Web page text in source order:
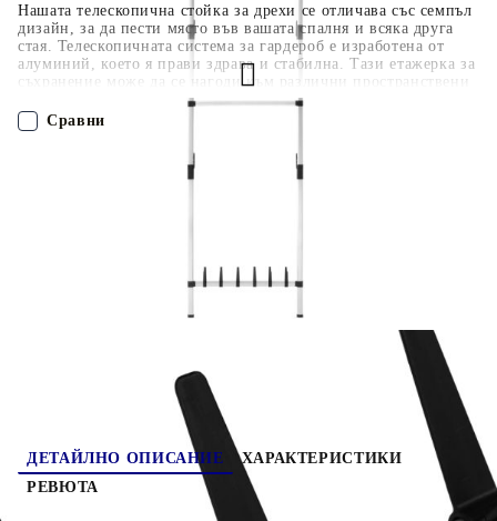
Нашата телескопична стойка за дрехи се отличава със семпъл
дизайн, за да пести място във вашата спалня и всяка друга
стая. Телескопичната система за гардероб е изработена от
алуминий, което я прави здрава и стабилна. Тази етажерка за
съхранение може да се нагоди към различни пространствени
аранжировки, благодарение на телескопичната си система и
регулируема височина. Тя представлява уникално и гениално
средство за подреждане на вашата гардеробна. Организирайте
дрехите си и поддържайте стаята подредена с нашата
телескопична система за подреждане на гардеробната!
ПОРЪЧАЙ БЕЗ РЕГИСТРАЦИЯ
Сравни
ДЕТАЙЛНО ОПИСАНИЕ
ХАРАКТЕРИСТИКИ
РЕВЮТА